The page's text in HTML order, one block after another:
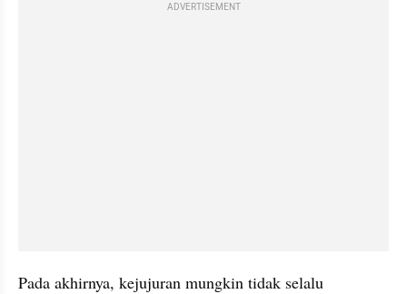
ADVERTISEMENT
Pada akhirnya, kejujuran mungkin tidak selalu